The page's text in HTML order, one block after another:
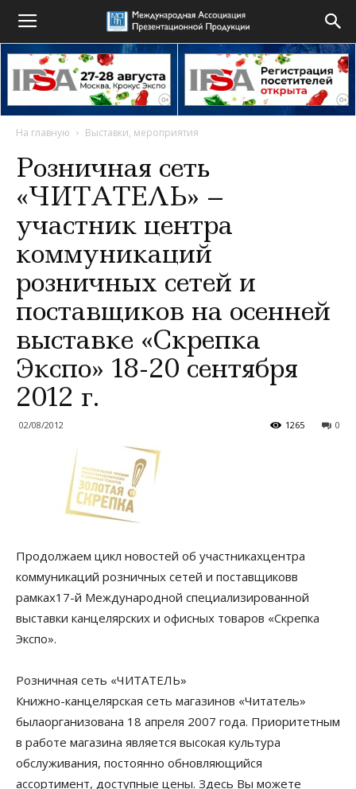
На главную Выставки, мероприятия
Розничная сеть
«ЧИТАТЕЛЬ» –
участник центра
коммуникаций
розничных сетей и
поставщиков на осенней
выставке «Скрепка
Экспо» 18-20 сентября
2012 г.
02/08/2012 0
1265
Продолжаем цикл новостей об участникахцентра
коммуникаций розничных сетей и поставщиковв
рамках17-й Международной специализированной
выставки канцелярских и офисных товаров «Скрепка
Экспо».
Розничная сеть «ЧИТАТЕЛЬ»
Книжно-канцелярская сеть магазинов «Читатель»
былаорганизована 18 апреля 2007 года. Приоритетным
в работе магазина является высокая культура
обслуживания, постоянно обновляющийся
ассортимент, доступные цены. Здесь Вы можете